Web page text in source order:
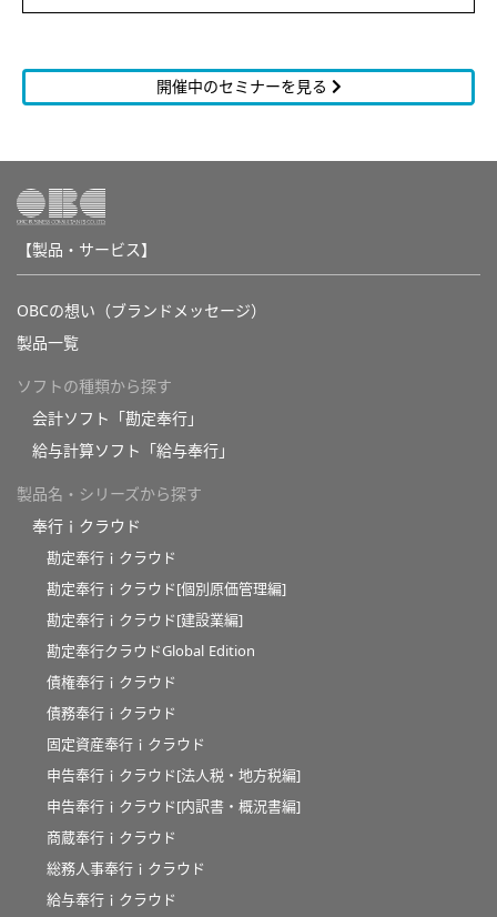
開催中のセミナーを見る
【製品・サービス】
OBCの想い（ブランドメッセージ）
製品一覧
ソフトの種類から探す
会計ソフト「勘定奉行」
給与計算ソフト「給与奉行」
製品名・シリーズから探す
奉行ｉクラウド
勘定奉行ｉクラウド
勘定奉行ｉクラウド[個別原価管理編]
勘定奉行ｉクラウド[建設業編]
勘定奉行クラウドGlobal Edition
債権奉行ｉクラウド
債務奉行ｉクラウド
固定資産奉行ｉクラウド
申告奉行ｉクラウド[法人税・地方税編]
申告奉行ｉクラウド[内訳書・概況書編]
商蔵奉行ｉクラウド
総務人事奉行ｉクラウド
給与奉行ｉクラウド